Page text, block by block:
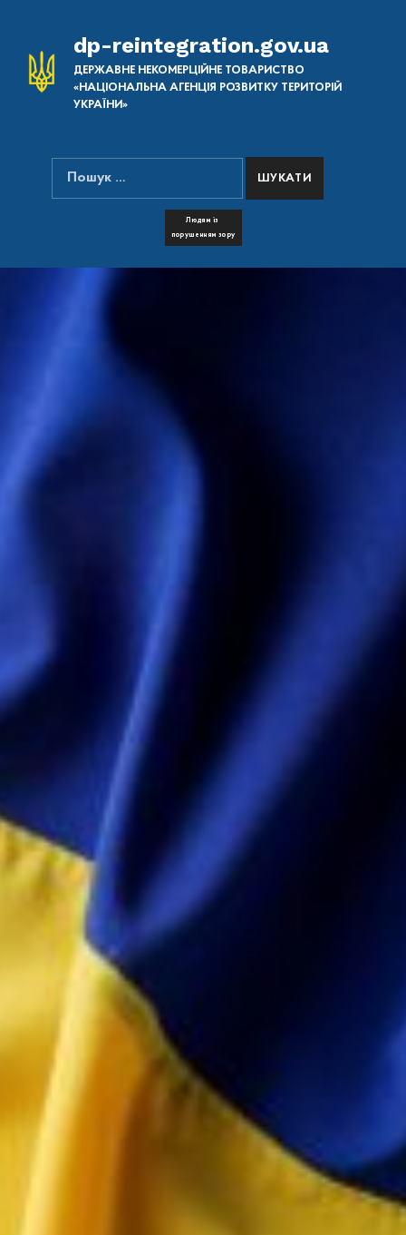
dp-reintegration.gov.ua
ДЕРЖАВНЕ НЕКОМЕРЦІЙНЕ ТОВАРИСТВО
«НАЦІОНАЛЬНА АГЕНЦІЯ РОЗВИТКУ ТЕРИТОРІЙ
УКРАЇНИ»
ПОШУК НА САЙТІ
Пошук:
Людям із
порушенням зору